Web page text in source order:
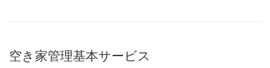
空き家管理基本サービス